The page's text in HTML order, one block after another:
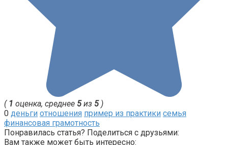
( 1 оценка, среднее 5из 5)
0 деньги отношения пример из практики семья
финансовая грамотность
Понравилась статья? Поделиться с друзьями:
Вам также может быть интересно: